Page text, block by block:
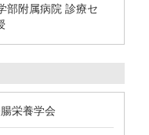
部附属病院 診療セ
栄養学会